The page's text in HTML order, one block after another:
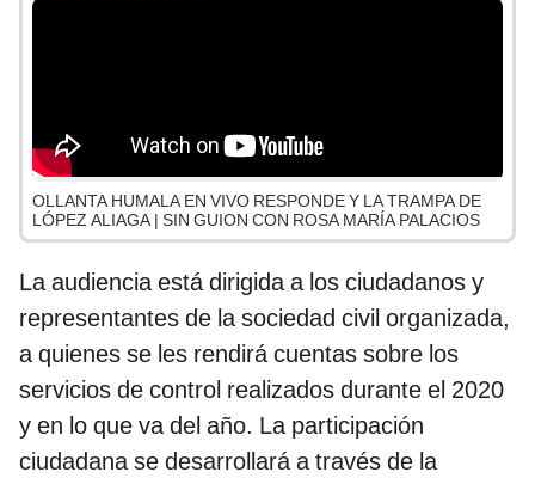
OLLANTA HUMALA EN VIVO RESPONDE Y LA TRAMPA DE
LÓPEZ ALIAGA | SIN GUION CON ROSA MARÍA PALACIOS
La audiencia está dirigida a los ciudadanos y
representantes de la sociedad civil organizada,
a quienes se les rendirá cuentas sobre los
servicios de control realizados durante el 2020
y en lo que va del año. La participación
ciudadana se desarrollará a través de la